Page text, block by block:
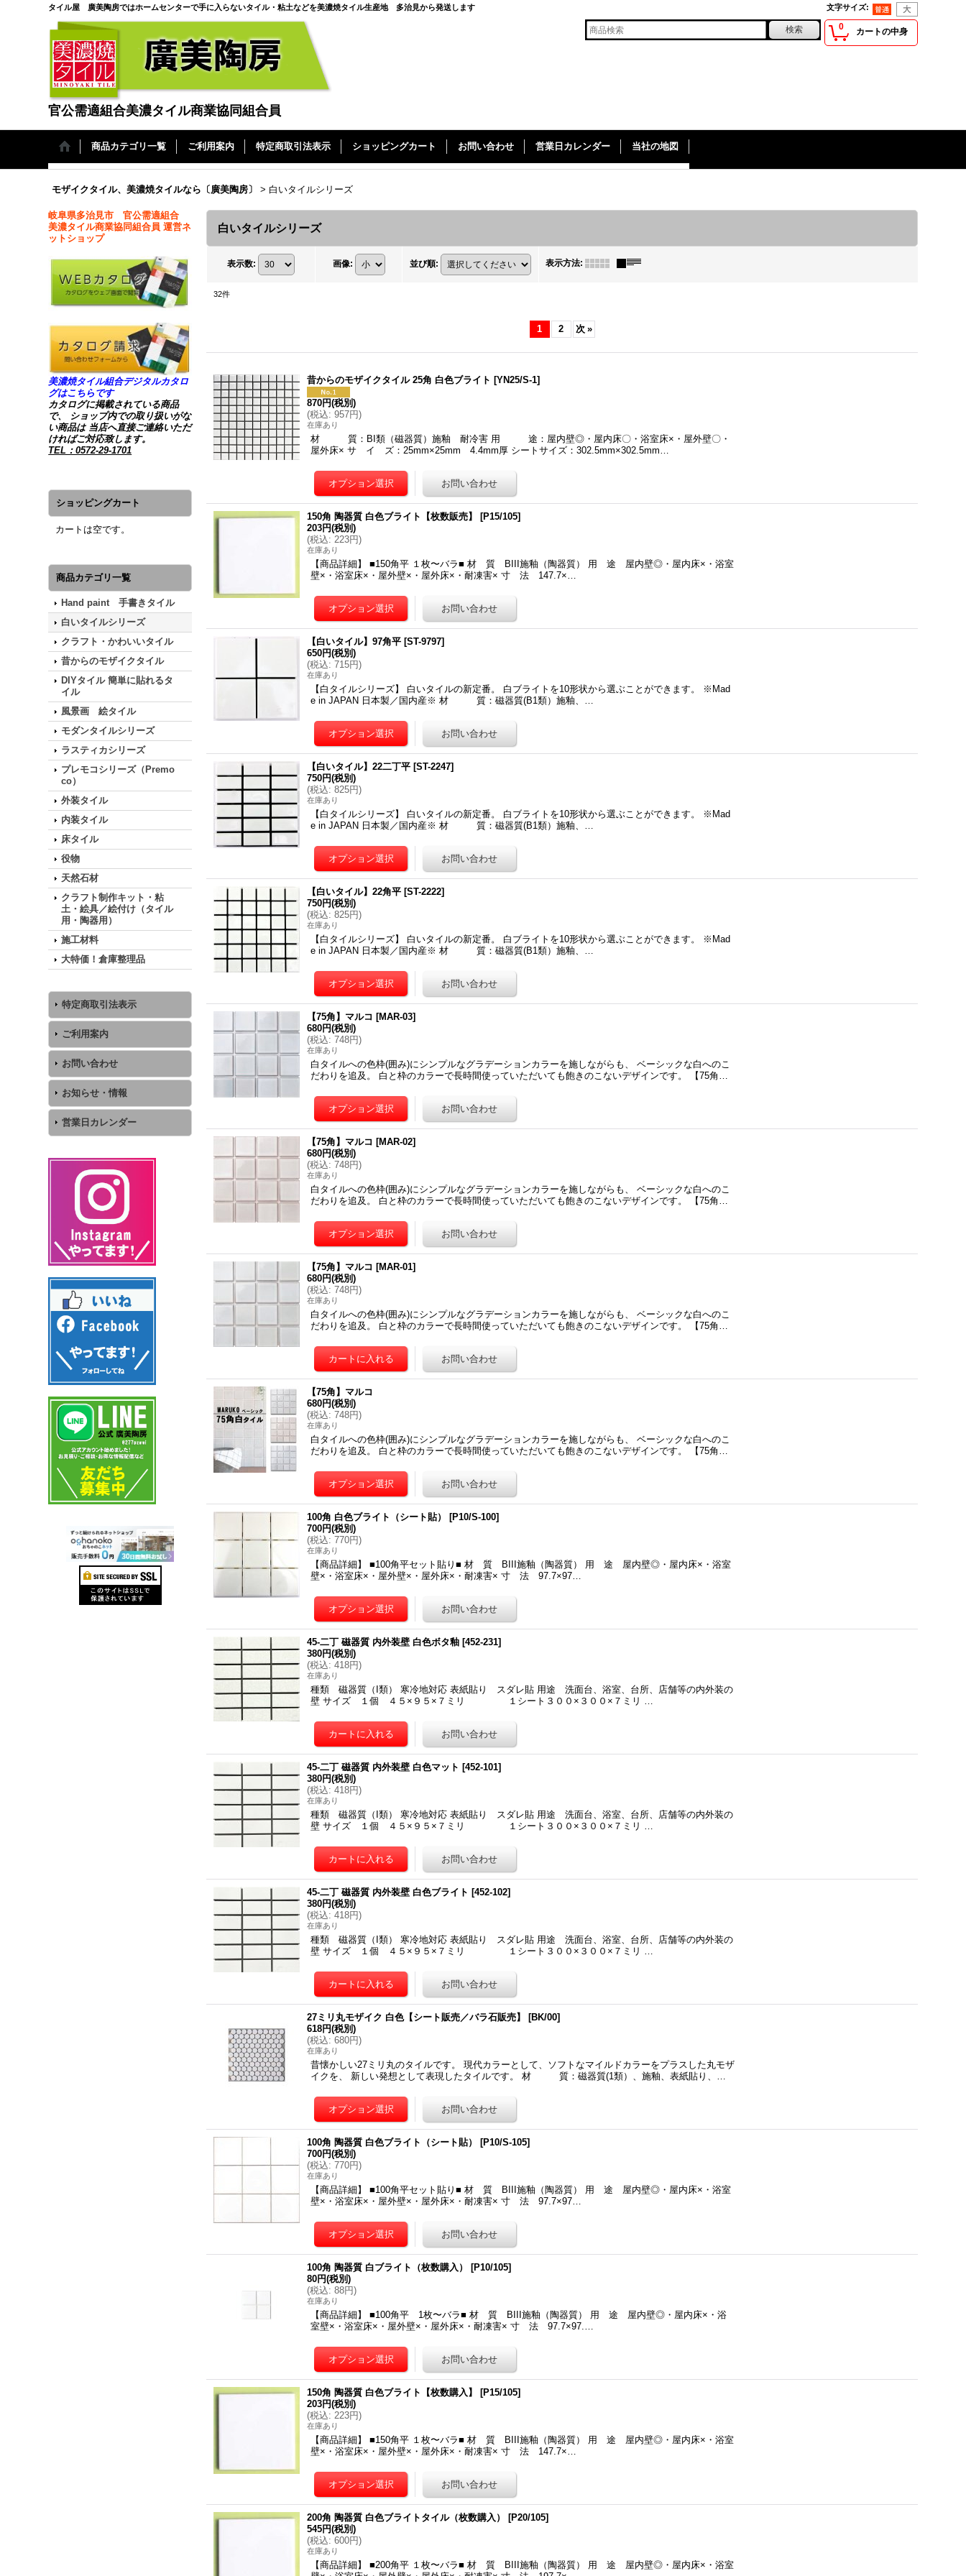
タイル屋 廣美陶房ではホームセンターで手に入らないタイル・粘土などを美濃焼タイル生産地 多治見から発送します 文字サイズ:
官公需適組合美濃タイル商業協同組合員
0 カートの中身
商品カテゴリ一覧 ご利用案内 特定商取引法表示 ショッピングカート お問い合わせ 営業日カレンダー 当社の地図
モザイクタイル、美濃焼タイルなら〔廣美陶房〕 > 白いタイルシリーズ
岐阜県多治見市 官公需適組合
美濃タイル商業協同組合員 運営ネ
ットショップ
美濃焼タイル組合デジタルカタロ
グはこちらです
カタログに掲載されている商品
で、 ショップ内での取り扱いがな
い商品は 当店へ直接ご連絡いただ
ければご対応致します。
TEL：0572-29-1701
ショッピングカート
カートは空です。
商品カテゴリ一覧
Hand paint 手書きタイル
白いタイルシリーズ
クラフト・かわいいタイル
昔からのモザイクタイル
DIYタイル 簡単に貼れるタ
イル
風景画 絵タイル
モダンタイルシリーズ
ラスティカシリーズ
プレモコシリーズ（Premo
co）
外装タイル
内装タイル
床タイル
役物
天然石材
クラフト制作キット・粘
土・絵具／絵付け（タイル
用・陶器用）
施工材料
大特価！倉庫整理品
特定商取引法表示
ご利用案内
お問い合わせ
お知らせ・情報
営業日カレンダー
白いタイルシリーズ
表示数: 画像: 並び順: 表示方法:
32件
1 2 次 »
昔からのモザイクタイル 25角 白色ブライト [YN25/S-1]
870円(税別)
(税込: 957円)
在庫あり
材 質：BI類（磁器質）施釉 耐冷害 用 途：屋内壁◎・屋内床〇・浴室床×・屋外壁〇・
屋外床× サ イ ズ：25mm×25mm 4.4mm厚 シートサイズ：302.5mm×302.5mm…
150角 陶器質 白色ブライト【枚数販売】 [P15/105]
203円(税別)
(税込: 223円)
在庫あり
【商品詳細】 ■150角平 １枚〜バラ■ 材 質 BIII施釉（陶器質） 用 途 屋内壁◎・屋内床×・浴室
壁×・浴室床×・屋外壁×・屋外床×・耐凍害× 寸 法 147.7×…
【白いタイル】97角平 [ST-9797]
650円(税別)
(税込: 715円)
在庫あり
【白タイルシリーズ】 白いタイルの新定番。 白ブライトを10形状から選ぶことができます。 ※Mad
e in JAPAN 日本製／国内産※ 材 質：磁器質(B1類）施釉、…
【白いタイル】22二丁平 [ST-2247]
750円(税別)
(税込: 825円)
在庫あり
【白タイルシリーズ】 白いタイルの新定番。 白ブライトを10形状から選ぶことができます。 ※Mad
e in JAPAN 日本製／国内産※ 材 質：磁器質(B1類）施釉、…
【白いタイル】22角平 [ST-2222]
750円(税別)
(税込: 825円)
在庫あり
【白タイルシリーズ】 白いタイルの新定番。 白ブライトを10形状から選ぶことができます。 ※Mad
e in JAPAN 日本製／国内産※ 材 質：磁器質(B1類）施釉、…
【75角】マルコ [MAR-03]
680円(税別)
(税込: 748円)
在庫あり
白タイルへの色枠(囲み)にシンプルなグラデーションカラーを施しながらも、 ベーシックな白へのこ
だわりを追及。 白と枠のカラーで長時間使っていただいても飽きのこないデザインです。 【75角…
【75角】マルコ [MAR-02]
680円(税別)
(税込: 748円)
在庫あり
白タイルへの色枠(囲み)にシンプルなグラデーションカラーを施しながらも、 ベーシックな白へのこ
だわりを追及。 白と枠のカラーで長時間使っていただいても飽きのこないデザインです。 【75角…
【75角】マルコ [MAR-01]
680円(税別)
(税込: 748円)
在庫あり
白タイルへの色枠(囲み)にシンプルなグラデーションカラーを施しながらも、 ベーシックな白へのこ
だわりを追及。 白と枠のカラーで長時間使っていただいても飽きのこないデザインです。 【75角…
【75角】マルコ
680円(税別)
(税込: 748円)
在庫あり
白タイルへの色枠(囲み)にシンプルなグラデーションカラーを施しながらも、 ベーシックな白へのこ
だわりを追及。 白と枠のカラーで長時間使っていただいても飽きのこないデザインです。 【75角…
100角 白色ブライト（シート貼） [P10/S-100]
700円(税別)
(税込: 770円)
在庫あり
【商品詳細】 ■100角平セット貼り■ 材 質 BIII施釉（陶器質） 用 途 屋内壁◎・屋内床×・浴室
壁×・浴室床×・屋外壁×・屋外床×・耐凍害× 寸 法 97.7×97…
45-二丁 磁器質 内外装壁 白色ボタ釉 [452-231]
380円(税別)
(税込: 418円)
在庫あり
種類 磁器質（I類） 寒冷地対応 表紙貼り スダレ貼 用途 洗面台、浴室、台所、店舗等の内外装の
壁 サイズ １個 ４５×９５×７ミリ １シート３００×３００×７ミリ …
45-二丁 磁器質 内外装壁 白色マット [452-101]
380円(税別)
(税込: 418円)
在庫あり
種類 磁器質（I類） 寒冷地対応 表紙貼り スダレ貼 用途 洗面台、浴室、台所、店舗等の内外装の
壁 サイズ １個 ４５×９５×７ミリ １シート３００×３００×７ミリ …
45-二丁 磁器質 内外装壁 白色ブライト [452-102]
380円(税別)
(税込: 418円)
在庫あり
種類 磁器質（I類） 寒冷地対応 表紙貼り スダレ貼 用途 洗面台、浴室、台所、店舗等の内外装の
壁 サイズ １個 ４５×９５×７ミリ １シート３００×３００×７ミリ …
27ミリ丸モザイク 白色【シート販売／バラ石販売】 [BK/00]
618円(税別)
(税込: 680円)
在庫あり
昔懐かしい27ミリ丸のタイルです。 現代カラーとして、ソフトなマイルドカラーをプラスした丸モザ
イクを、 新しい発想として表現したタイルです。 材 質：磁器質(1類）、施釉、表紙貼り、…
100角 陶器質 白色ブライト（シート貼） [P10/S-105]
700円(税別)
(税込: 770円)
在庫あり
【商品詳細】 ■100角平セット貼り■ 材 質 BIII施釉（陶器質） 用 途 屋内壁◎・屋内床×・浴室
壁×・浴室床×・屋外壁×・屋外床×・耐凍害× 寸 法 97.7×97…
100角 陶器質 白ブライト（枚数購入） [P10/105]
80円(税別)
(税込: 88円)
在庫あり
【商品詳細】 ■100角平 1枚〜バラ■ 材 質 BIII施釉（陶器質） 用 途 屋内壁◎・屋内床×・浴
室壁×・浴室床×・屋外壁×・屋外床×・耐凍害× 寸 法 97.7×97.…
150角 陶器質 白色ブライト【枚数購入】 [P15/105]
203円(税別)
(税込: 223円)
在庫あり
【商品詳細】 ■150角平 １枚〜バラ■ 材 質 BIII施釉（陶器質） 用 途 屋内壁◎・屋内床×・浴室
壁×・浴室床×・屋外壁×・屋外床×・耐凍害× 寸 法 147.7×…
200角 陶器質 白色ブライトタイル（枚数購入） [P20/105]
545円(税別)
(税込: 600円)
在庫あり
【商品詳細】 ■200角平 １枚〜バラ■ 材 質 BIII施釉（陶器質） 用 途 屋内壁◎・屋内床×・浴室